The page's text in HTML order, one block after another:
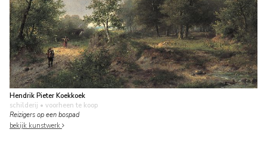
Hendrik Pieter Koekkoek
schilderij • voorheen te koop
Reizigers op een bospad
bekijk kunstwerk